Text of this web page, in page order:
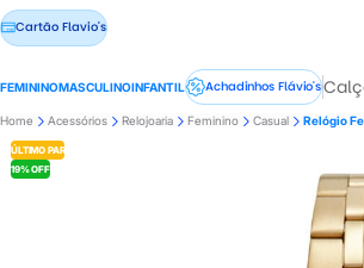
Cartão Flavio's
FEMININOMASCULINOINFANTIL Achadinhos Flávio's
Home Acessórios Relojoaria Feminino Casual Relógio
19% OFF
ÚLTIMO PAR